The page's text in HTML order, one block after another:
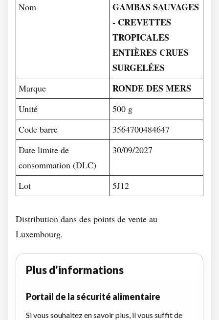
Nom
GAMBAS SAUVAGES
- CREVETTES
TROPICALES
ENTIÈRES CRUES
SURGELÉES
Marque RONDE DES MERS
Unité
500 g
Code barre
3564700484647
Date limite de
consommation (DLC)
30/09/2027
Lot 5J12
Distribution dans des points de vente au
Luxembourg.
Plus d'informations
Portail de la sécurité alimentaire
Si vous souhaitez en savoir plus, il vous suffit de